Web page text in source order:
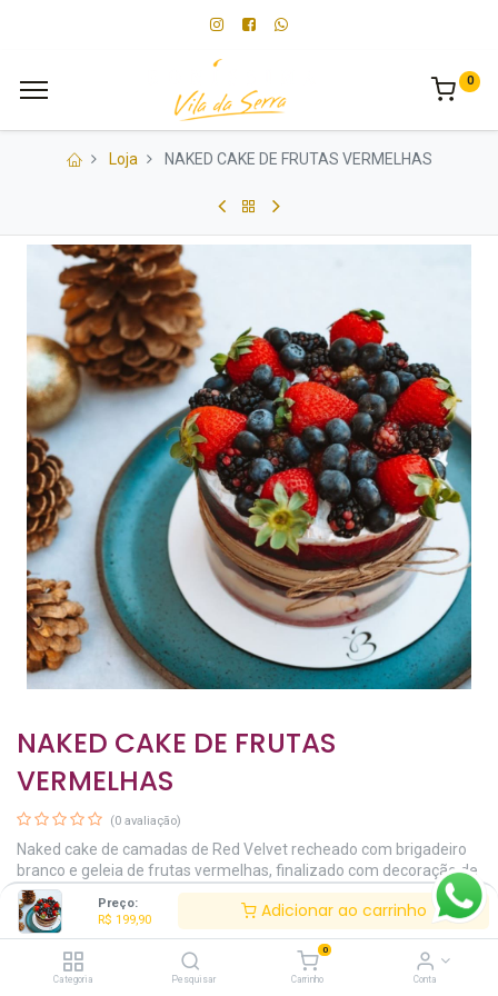
Preço:
R$ 199,90 Adicionar ao carrinho
Categoria Pesquisar
0
Carrinho Conta
0
Loja NAKED CAKE DE FRUTAS VERMELHAS
NAKED CAKE DE FRUTAS
VERMELHAS
(0 avaliação)
Naked cake de camadas de Red Velvet recheado com brigadeiro
branco e geleia de frutas vermelhas, finalizado com decoração de
frutas frescas. Aproximadamente 1,5kg, serve até 10 pessoas.
Este produto não está disponível.